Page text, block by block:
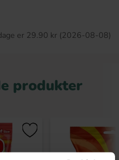
er 29.90 kr (2026-08-08)
produkter